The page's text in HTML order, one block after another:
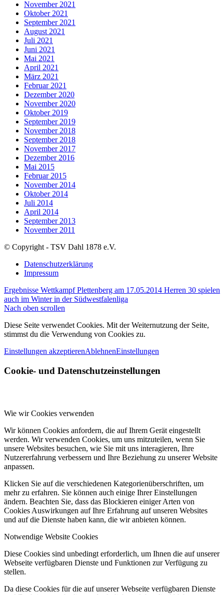
November 2021
Oktober 2021
September 2021
August 2021
Juli 2021
Juni 2021
Mai 2021
April 2021
März 2021
Februar 2021
Dezember 2020
November 2020
Oktober 2019
September 2019
November 2018
September 2018
November 2017
Dezember 2016
Mai 2015
Februar 2015
November 2014
Oktober 2014
Juli 2014
April 2014
September 2013
November 2011
© Copyright - TSV Dahl 1878 e.V.
Datenschutzerklärung
Impressum
Ergebnisse Wettkampf Plettenberg am 17.05.2014 Herren 30 spielen
auch im Winter in der Südwestfalenliga
Nach oben scrollen
Diese Seite verwendet Cookies. Mit der Weiternutzung der Seite,
stimmst du die Verwendung von Cookies zu.
Einstellungen akzeptierenAblehnenEinstellungen
Cookie- und Datenschutzeinstellungen
Wie wir Cookies verwenden
Wir können Cookies anfordern, die auf Ihrem Gerät eingestellt
werden. Wir verwenden Cookies, um uns mitzuteilen, wenn Sie
unsere Websites besuchen, wie Sie mit uns interagieren, Ihre
Nutzererfahrung verbessern und Ihre Beziehung zu unserer Website
anpassen.
Klicken Sie auf die verschiedenen Kategorienüberschriften, um
mehr zu erfahren. Sie können auch einige Ihrer Einstellungen
ändern. Beachten Sie, dass das Blockieren einiger Arten von
Cookies Auswirkungen auf Ihre Erfahrung auf unseren Websites
und auf die Dienste haben kann, die wir anbieten können.
Notwendige Website Cookies
Diese Cookies sind unbedingt erforderlich, um Ihnen die auf unserer
Webseite verfügbaren Dienste und Funktionen zur Verfügung zu
stellen.
Da diese Cookies für die auf unserer Webseite verfügbaren Dienste